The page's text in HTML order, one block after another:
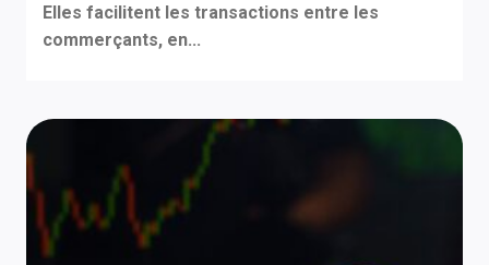
Elles facilitent les transactions entre les
commerçants, en...